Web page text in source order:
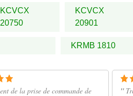
KCVCX
20750
KCVCX
20901
KRMB 1810